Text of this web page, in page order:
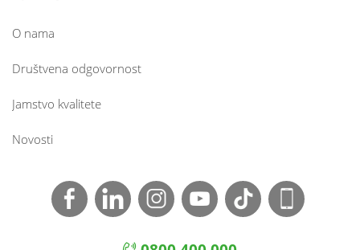
O nama
Društvena odgovornost
Jamstvo kvalitete
Novosti